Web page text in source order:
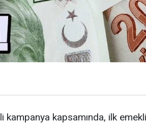
kapsamında, ilk emekli